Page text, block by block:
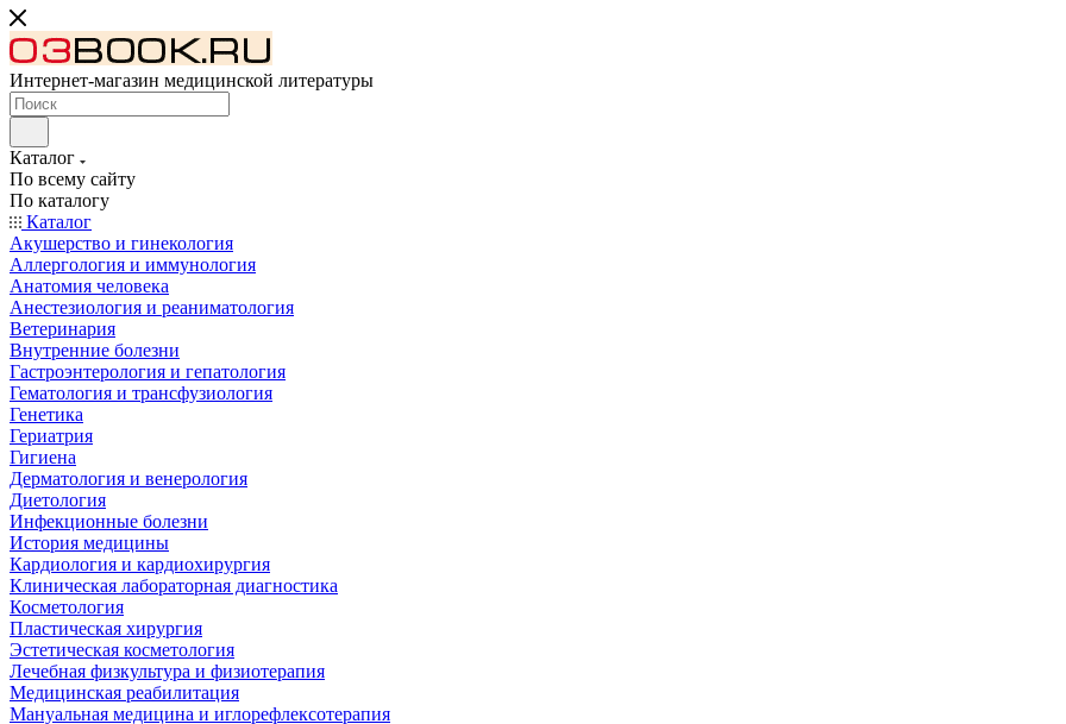
Интернет-магазин медицинской литературы
Каталог
По всему сайту
По каталогу
Каталог
Акушерство и гинекология
Аллергология и иммунология
Анатомия человека
Анестезиология и реаниматология
Ветеринария
Внутренние болезни
Гастроэнтерология и гепатология
Гематология и трансфузиология
Генетика
Гериатрия
Гигиена
Дерматология и венерология
Диетология
Инфекционные болезни
История медицины
Кардиология и кардиохирургия
Клиническая лабораторная диагностика
Косметология
Пластическая хирургия
Эстетическая косметология
Лечебная физкультура и физиотерапия
Медицинская реабилитация
Мануальная медицина и иглорефлексотерапия